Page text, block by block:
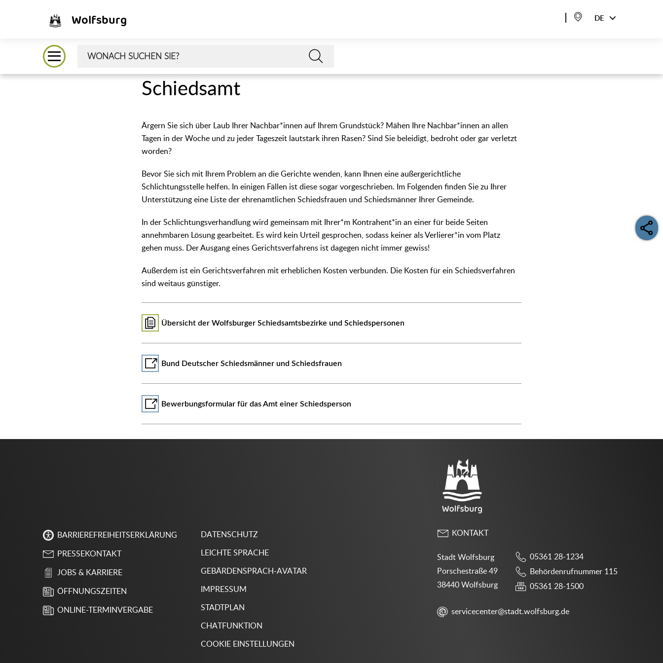
Wolfsburg DE
Schiedsamt
Ärgern Sie sich über Laub Ihrer Nachbar*innen auf Ihrem Grundstück? Mähen Ihre Nachbar*innen an allen
Tagen in der Woche und zu jeder Tageszeit lautstark ihren Rasen? Sind Sie beleidigt, bedroht oder gar verletzt
worden?
Bevor Sie sich mit Ihrem Problem an die Gerichte wenden, kann Ihnen eine außergerichtliche
Schlichtungsstelle helfen. In einigen Fällen ist diese sogar vorgeschrieben. Im Folgenden finden Sie zu Ihrer
Unterstützung eine Liste der ehrenamtlichen Schiedsfrauen und Schiedsmänner Ihrer Gemeinde.
In der Schlichtungsverhandlung wird gemeinsam mit Ihrer*m Kontrahent*in an einer für beide Seiten
annehmbaren Lösung gearbeitet. Es wird kein Urteil gesprochen, sodass keiner als Verlierer*in vom Platz
gehen muss. Der Ausgang eines Gerichtsverfahrens ist dagegen nicht immer gewiss!
Außerdem ist ein Gerichtsverfahren mit erheblichen Kosten verbunden. Die Kosten für ein Schiedsverfahren
sind weitaus günstiger.
Übersicht der Wolfsburger Schiedsamtsbezirke und Schiedspersonen
Bund Deutscher Schiedsmänner und Schiedsfrauen
Bewerbungsformular für das Amt einer Schiedsperson
BARRIEREFREIHEITSERKLÄRUNG
PRESSEKONTAKT
JOBS & KARRIERE
ÖFFNUNGSZEITEN
ONLINE-TERMINVERGABE
DATENSCHUTZ
LEICHTE SPRACHE
GEBÄRDENSPRACH-AVATAR
IMPRESSUM
STADTPLAN
CHATFUNKTION
COOKIE EINSTELLUNGEN
KONTAKT
Stadt Wolfsburg
Porschestraße 49
38440 Wolfsburg
05361 28-1234
Behördenrufnummer 115
05361 28-1500
servicecenter@stadt.wolfsburg.de